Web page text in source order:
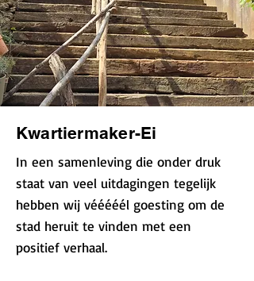
Kwartiermaker-Ei
​In een samenleving die onder druk
staat van veel uitdagingen tegelijk
hebben wij vééééél goesting om de
stad heruit te vinden met een
positief verhaal.